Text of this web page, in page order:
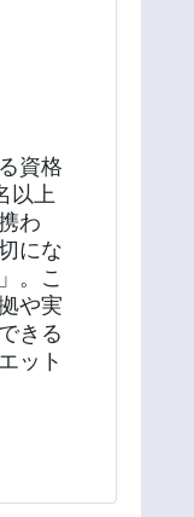
資格
以上
わ
にな
。こ
や実
きる
ット